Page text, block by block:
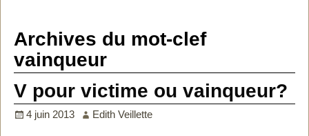
Archives du mot-clef
vainqueur
V pour victime ou vainqueur?
4 juin 2013 Edith Veillette